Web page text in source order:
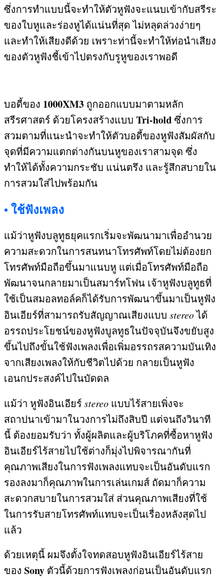
ซึ่งการทำแบบนี้จะทำให้ตัวหูฟังจะแนบเข้ากับสรีระ
ของใบหูและร่องหูได้แน่นที่สุด ไม่หลุดล่วงง่ายๆ
และทำให้เสียงดีด้วย เพราะท่านี้จะทำให้ท่อนำเสียง
ของตัวหูฟังชี้เข้าไปตรงกับรูหูของเราพอดี
บอดี้ของ 1000XM3 ถูกออกแบบมาตามหลัก
สรีรศาสตร์ ด้วยโครงสร้างแบบ Tri-holdซึ่งการ
สวมตามที่แนะนำจะทำให้ตัวบอดี้ของหูฟังสัมผัสกับ
จุดที่มีความแตกต่างกันบนหูของเราสามจุด ซึ่ง
ทำให้ได้ทั้งความกระชับ แน่นตรึง และรู้สึกสบายใน
การสวมใส่ไปพร้อมกัน
•ใช้ฟังเพลง
แม้ว่าหูฟังบลูทูธยุคแรกเริ่มจะพัฒนามาเพื่ออำนวย
ความสะดวกในการสนทนาโทรศัพท์โดยไม่ต้องยก
โทรศัพท์มือถือขึ้นมาแนบหู แต่เมื่อโทรศัพท์มือถือ
พัฒนาจนกลายมาเป็นสมาร์ทโฟน เจ้าหูฟังบลูทูธที่
ใช้เป็นสมอลทอล์คก็ได้รับการพัฒนาขึ้นมาเป็นหูฟัง
อินเอียร์ที่สามารถรับสัญญาณเสียงแบบ stereoได้
อรรถประโยชน์ของหูฟังบูลทูธในปัจจุบันจึงขยับสูง
ขึ้นไปถึงขั้นใช้ฟังเพลงเพื่อเพิ่มอรรถรสความบันเทิง
จากเสียงเพลงให้กับชีวิตไปด้วย กลายเป็นหูฟัง
เอนกประสงค์ไปในบัดดล
แม้ว่า หูฟังอินเอียร์ stereo แบบไร้สายเพิ่งจะ
สถาปนาเข้ามาในวงการไม่ถึงสิบปี แต่จนถึงวินาที
นี้ ต้องยอมรับว่า ทั้งผู้ผลิตและผู้บริโภคที่ซื้อหาหูฟัง
อินเอียร์ไร้สายไปใช้ต่างก็มุ่งไปพิจารณากันที่
คุณภาพเสียงในการฟังเพลงแทบจะเป็นอันดับแรก
รองลงมาก็คุณภาพในการเล่นเกมส์ ถัดมาก็ความ
สะดวกสบายในการสวมใส่ ส่วนคุณภาพเสียงที่ใช้
ในการรับสายโทรศัพท์แทบจะเป็นเรื่องหลังสุดไป
แล้ว
ด้วยเหตุนี้ ผมจึงตั้งใจทดสอบหูฟังอินเอียร์ไร้สาย
ของ Sony ตัวนี้ด้วยการฟังเพลงก่อนเป็นอันดับแรก